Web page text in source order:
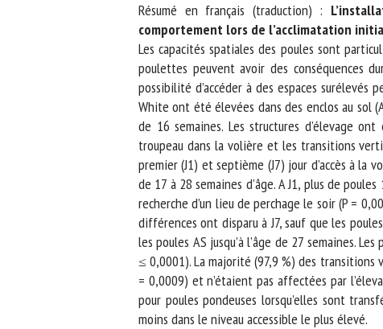
Résumé en français (traduction) :
comportement lors de l’acclimatation
Les capacités spatiales des poules sont
poulettes peuvent avoir des conséquences
possibilité d’accéder à des espaces surélevés
White ont été élevées dans des enclos au sol
de 16 semaines. Les structures d’élevage
troupeau dans la volière et les transitions
premier (J1) et septième (J7) jour d’accès à la
de 17 à 28 semaines d’âge. A J1, plus de
recherche d’un lieu de perchage le soir (P =
différences ont disparu à J7, sauf que les
les poules AS jusqu’à l’âge de 27 semaines.
≤ 0,0001). La majorité (97,9 %) des transitions
= 0,0009) et n’étaient pas affectées par
pour poules pondeuses lorsqu’elles sont
moins dans le niveau accessible le plus élevé.
*
Les